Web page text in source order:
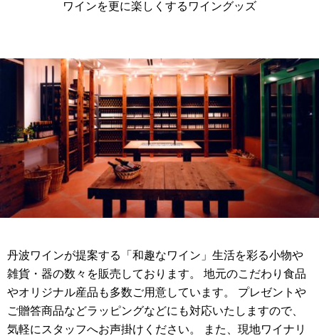
ワインを更に楽しくするワイングッズ
丹波ワインが提案する「和趣なワイン」生活を彩る小物や
雑貨・器の数々を販売しております。 地元のこだわり食品
やオリジナル産品も多数ご用意しています。 プレゼントや
ご贈答商品などラッピングなどにも対応いたしますので、
気軽にスタッフへお声掛けください。 また、現地ワイナリ